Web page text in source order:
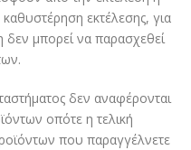
εκτέλεσης, για
δεν μπορεί να παρασχεθεί
δεν αναφέρονται
οπότε η τελική
που παραγγέλνετε